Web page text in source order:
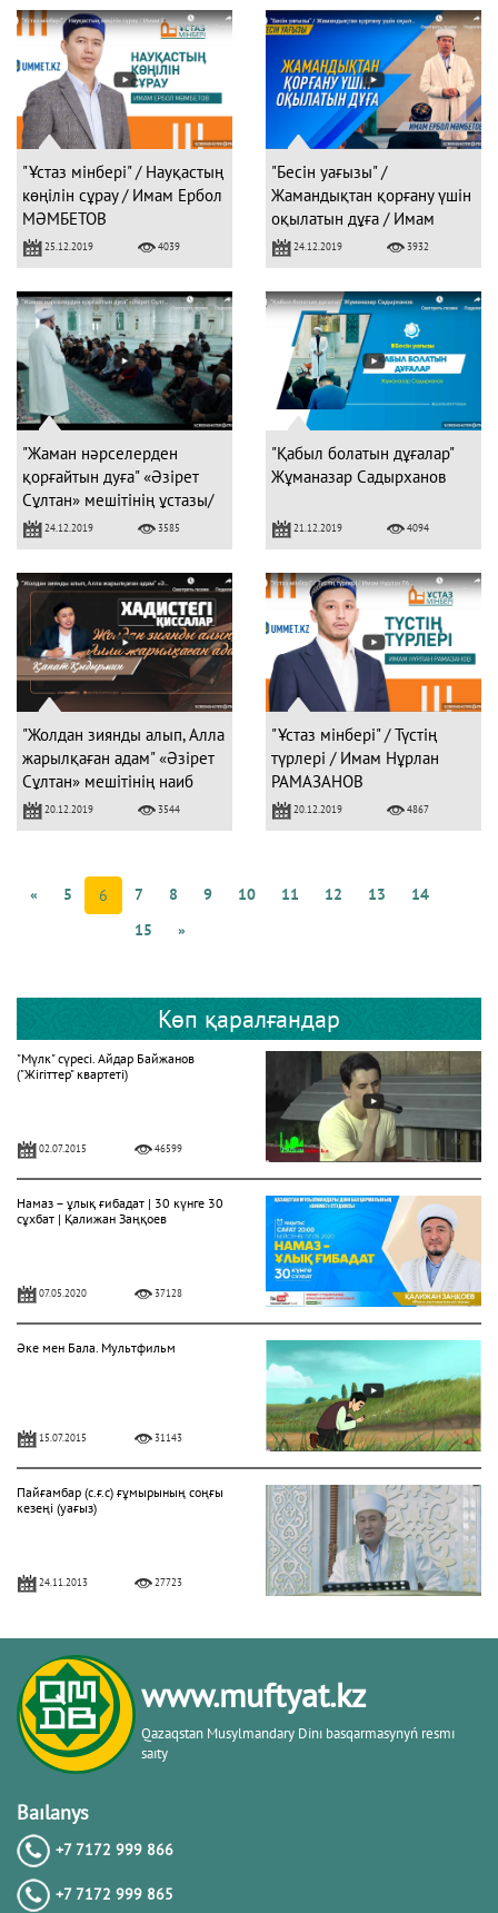
"Ұстаз мінбері" / Науқастың
көңілін сұрау / Имам Ербол
МӘМБЕТОВ
25.12.2019 4039
"Бесін уағызы" /
Жамандықтан қорғану үшін
оқылатын дұға / Имам
Ербол МӘМБЕТОВ
24.12.2019 3932
"Жаман нәрселерден
қорғайтын дуға" «Әзірет
Сұлтан» мешітінің ұстазы/
Дінмұхаммед Сманов
24.12.2019 3585
"Қабыл болатын дұғалар"
Жұманазар Садырханов
21.12.2019 4094
"Жолдан зиянды алып, Алла
жарылқаған адам" «Әзірет
Сұлтан» мешітінің наиб
имамы / Қанат Қыдырмин
20.12.2019 3544
"Ұстаз мінбері" / Түстің
түрлері / Имам Нұрлан
РАМАЗАНОВ
20.12.2019 4867
« 5 6 7 8 9 10 11 12 13
14
15
»
Көп қаралғандар
"Мүлк" сүресі. Айдар Байжанов
("Жігіттер" квартеті)
02.07.2015 46599
Намаз – ұлық ғибадат | 30 күнге 30
сұхбат | Қалижан Заңқоев
07.05.2020 37128
Әке мен Бала. Мультфильм
15.07.2015 31143
Пайғамбар (с.ғ.с) ғұмырының соңғы
кезеңі (уағыз)
24.11.2013 27723
"Фатиха" сүресі
11.04.2016
23.10.2015
www.muftyat.kz
Qazaqstan Musylmandary Dіnı basqarmasynyń resmı
saıty
Baılanys
+7 7172 999 866
+7 7172 999 865